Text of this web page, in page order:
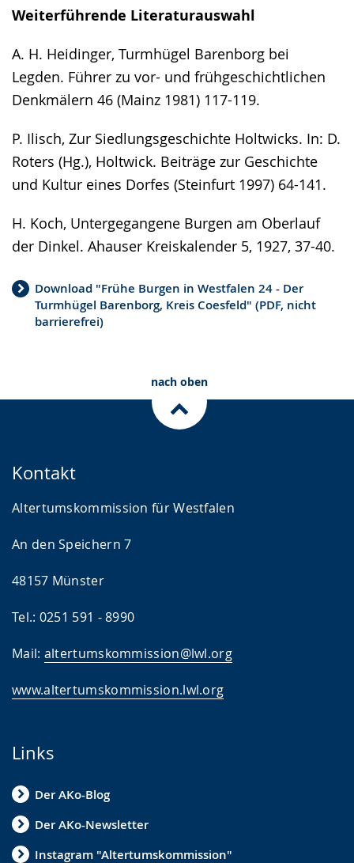
Weiterführende Literaturauswahl
A. H. Heidinger, Turmhügel Barenborg bei
Legden. Führer zu vor- und frühgeschichtlichen
Denkmälern 46 (Mainz 1981) 117-119.
P. Ilisch, Zur Siedlungsgeschichte Holtwicks. In: D.
Roters (Hg.), Holtwick. Beiträge zur Geschichte
und Kultur eines Dorfes (Steinfurt 1997) 64-141.
H. Koch, Untergegangene Burgen am Oberlauf
der Dinkel. Ahauser Kreiskalender 5, 1927, 37-40.
Download "Frühe Burgen in Westfalen 24 - Der
Turmhügel Barenborg, Kreis Coesfeld" (PDF, nicht
barrierefrei)
angezeigt.
nach oben
Kontakt
Altertumskommission für Westfalen
An den Speichern 7
48157 Münster
Tel.: 0251 591 - 8990
Mail: altertumskommission@lwl.org
www.altertumskommission.lwl.org
Links
Der AKo-Blog
Der AKo-Newsletter
Instagram "Altertumskommission"